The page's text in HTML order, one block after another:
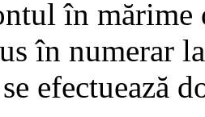
în
în numerar
efectuează